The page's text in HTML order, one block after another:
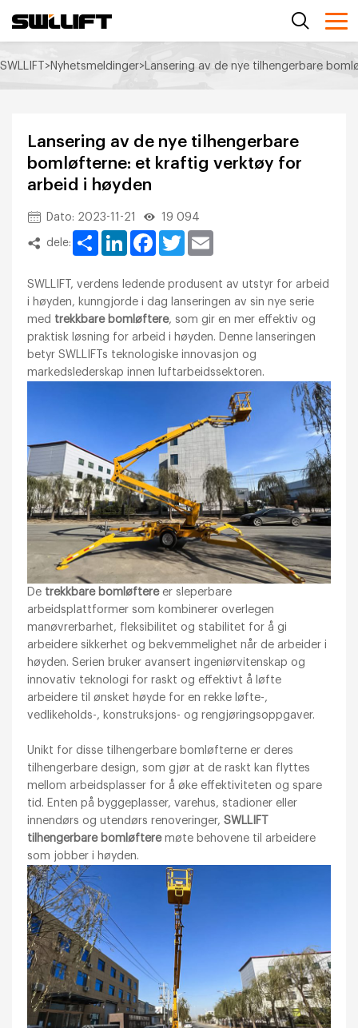
SWLLIFT>Nyhetsmeldinger> Lansering av de nye tilhengerbare
Lansering av de nye tilhengerbare
bomløfterne: et kraftig verktøy for
arbeid i høyden
Dato: 2023-11-21 19 094
dele:
Share LinkedInFacebook
Twitter
SWLLIFT, verdens ledende produsent av utstyr for arbeid
i høyden, kunngjorde i dag lanseringen av sin nye serie
med trekkbare bomløftere, som gir en mer effektiv og
praktisk løsning for arbeid i høyden. Denne lanseringen
betyr SWLLIFTs teknologiske innovasjon og
markedslederskap innen luftarbeidssektoren.
De trekkbare bomløftereer sleperbare
arbeidsplattformer som kombinerer overlegen
manøvrerbarhet, fleksibilitet og stabilitet for å gi
arbeidere sikkerhet og bekvemmelighet når de arbeider i
høyden. Serien bruker avansert ingeniørvitenskap og
innovativ teknologi for raskt og effektivt å løfte
arbeidere til ønsket høyde for en rekke løfte-,
vedlikeholds-, konstruksjons- og rengjøringsoppgaver.
Unikt for disse tilhengerbare bomløfterne er deres
tilhengerbare design, som gjør at de raskt kan flyttes
mellom arbeidsplasser for å øke effektiviteten og spare
tid. Enten på byggeplasser, varehus, stadioner eller
innendørs og utendørs renoveringer,SWLLIFT
tilhengerbare bomløfteremøte behovene til arbeidere
som jobber i høyden.